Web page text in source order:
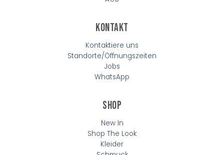
Kontakt
Kontaktiere uns
Standorte/Öffnungszeiten
Jobs
WhatsApp
Shop
New In
Shop The Look
Kleider